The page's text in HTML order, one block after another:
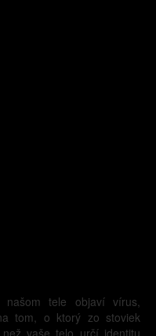
tele objaví vírus,
tom, o ktorý zo stoviek